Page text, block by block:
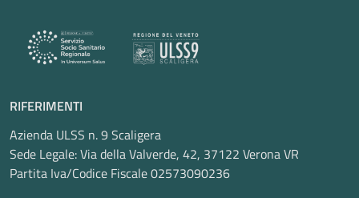
RIFERIMENTI
Azienda ULSS n. 9 Scaligera
Sede Legale: Via della Valverde, 42, 37122 Verona VR
Partita Iva/Codice Fiscale 02573090236